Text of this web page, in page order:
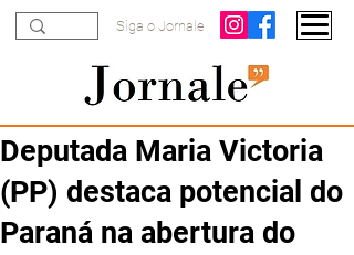
Siga o Jornale
Deputada Maria Victoria
(PP) destaca potencial do
Paraná na abertura do